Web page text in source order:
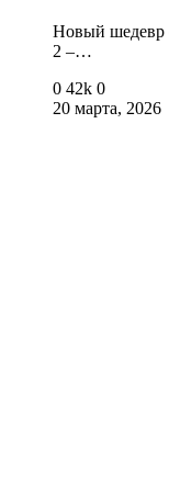
Новый шедевр
2 –…
0 42k 0
20 марта, 2026